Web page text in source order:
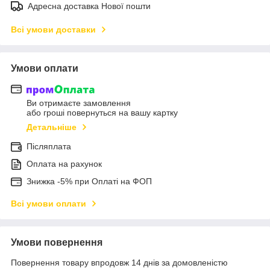
Адресна доставка Нової пошти
Всі умови доставки
Умови оплати
Ви отримаєте замовлення
або гроші повернуться на вашу картку
Детальніше
Післяплата
Оплата на рахунок
Знижка -5% при Оплаті на ФОП
Всі умови оплати
Умови повернення
Повернення товару впродовж 14 днів за домовленістю